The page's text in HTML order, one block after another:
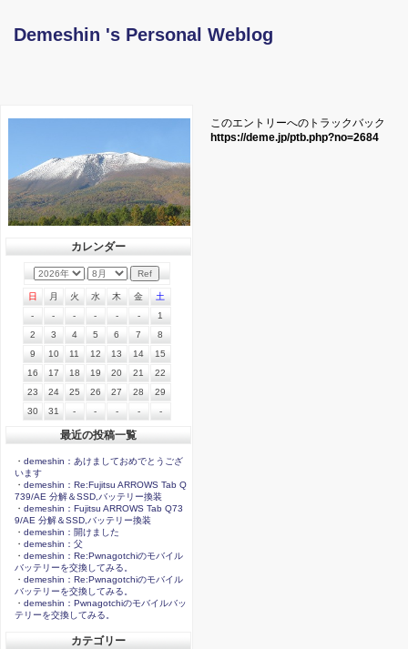
Demeshin 's Personal Weblog
このエントリーへのトラックバック
https://deme.jp/ptb.php?no=2684
カレンダー
日 月 火 水 木 金
土
-
- - - - -
1
2
3 4 5 6 7
8
9
10 11 12 13 14
15
16
17 18 19 20 21
22
23
24 25 26 27 28
29
30
31 - - - - -
最近の投稿一覧
・ demeshin：あけましておめでとうござ
います
・ demeshin：Re:Fujitsu ARROWS Tab Q
739/AE 分解＆SSD,バッテリー換装
・ demeshin：Fujitsu ARROWS Tab Q73
9/AE 分解＆SSD,バッテリー換装
・ demeshin：開けました
・ demeshin：父
・ demeshin：Re:Pwnagotchiのモバイル
バッテリーを交換してみる。
・ demeshin：Re:Pwnagotchiのモバイル
バッテリーを交換してみる。
・ demeshin：Pwnagotchiのモバイルバッ
テリーを交換してみる。
カテゴリー